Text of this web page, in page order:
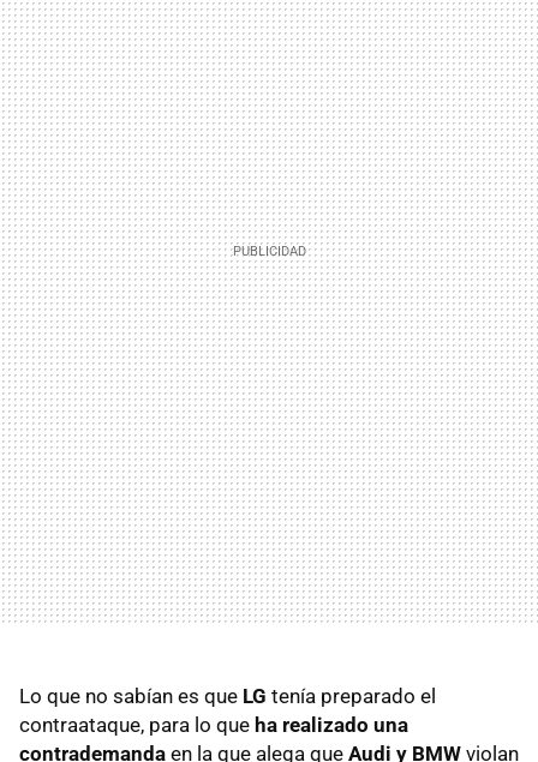
Lo que no sabían es que LG tenía preparado el
contraataque, para lo que ha realizado una
contrademanda en la que alega que Audi y BMW violan